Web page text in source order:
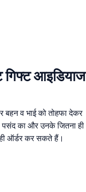
आइडियाज
बहन व भाई को तोहफा देकर
पसंद का और उनके जितना ही
ऑर्डर कर सकते हैं।